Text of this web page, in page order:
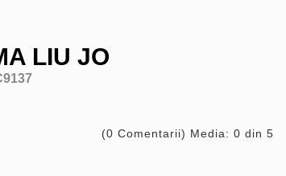
LIU JO
(0 Comentarii) Media: 0 din 5